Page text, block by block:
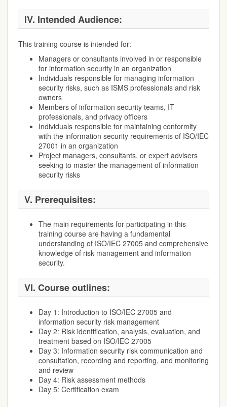
IV. Intended Audience:
This training course is intended for:
Managers or consultants involved in or responsible
for information security in an organization
Individuals responsible for managing information
security risks, such as ISMS professionals and risk
owners
Members of information security teams, IT
professionals, and privacy officers
Individuals responsible for maintaining conformity
with the information security requirements of ISO/IEC
27001 in an organization
Project managers, consultants, or expert advisers
seeking to master the management of information
security risks
V. Prerequisites:
The main requirements for participating in this
training course are having a fundamental
understanding of ISO/IEC 27005 and comprehensive
knowledge of risk management and information
security.
VI. Course outlines:
Day 1: Introduction to ISO/IEC 27005 and
information security risk management
Day 2: Risk identification, analysis, evaluation, and
treatment based on ISO/IEC 27005
Day 3: Information security risk communication and
consultation, recording and reporting, and monitoring
and review
Day 4: Risk assessment methods
Day 5: Certification exam